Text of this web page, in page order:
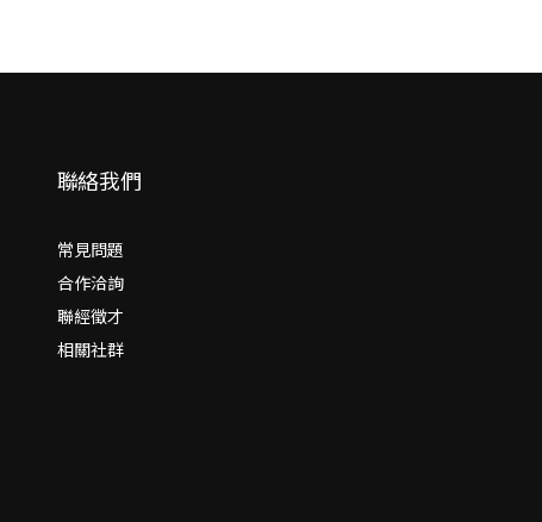
聯絡我們
常見問題
合作洽詢
聯經徵才
相關社群